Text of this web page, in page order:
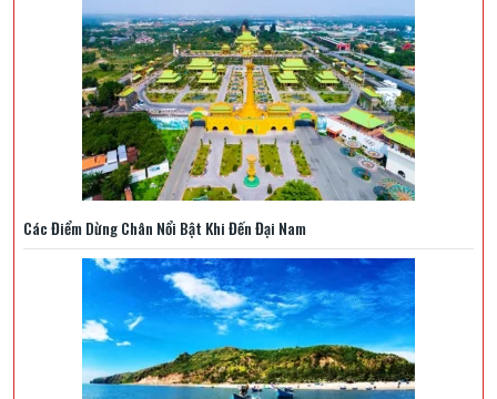
Các Điểm Dừng Chân Nổi Bật Khi Đến Đại Nam